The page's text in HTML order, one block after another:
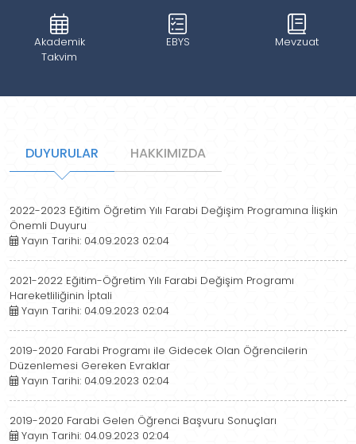
Akademik
Takvim
EBYS Mevzuat
DUYURULAR HAKKIMIZDA
2022-2023 Eğitim Öğretim Yılı Farabi Değişim Programına İlişkin
Önemli Duyuru
Yayın Tarihi: 04.09.2023 02:04
2021-2022 Eğitim-Öğretim Yılı Farabi Değişim Programı
Hareketliliğinin İptali
Yayın Tarihi: 04.09.2023 02:04
2019-2020 Farabi Programı ile Gidecek Olan Öğrencilerin
Düzenlemesi Gereken Evraklar
Yayın Tarihi: 04.09.2023 02:04
2019-2020 Farabi Gelen Öğrenci Başvuru Sonuçları
Yayın Tarihi: 04.09.2023 02:04